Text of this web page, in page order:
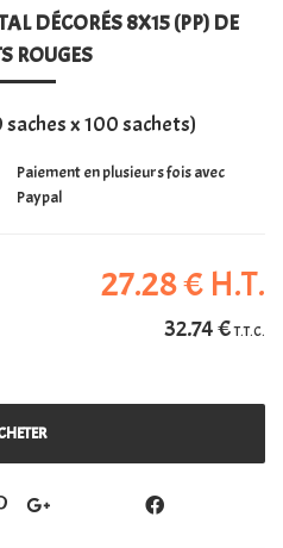
DÉCORÉS 8X15 (PP) DE
ROUGES
x 100 sachets)
Paiement en plusieurs fois avec
Paypal
27.28€ H.T.
32.74€T.T.C.